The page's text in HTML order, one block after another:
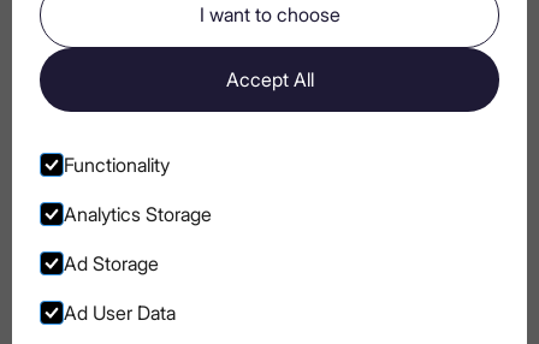
I want to choose
Accept All
Functionality
Analytics Storage
Ad Storage
Ad User Data
Прості горілчані коктейлі з двох
інгредієнтів
БЛОГ